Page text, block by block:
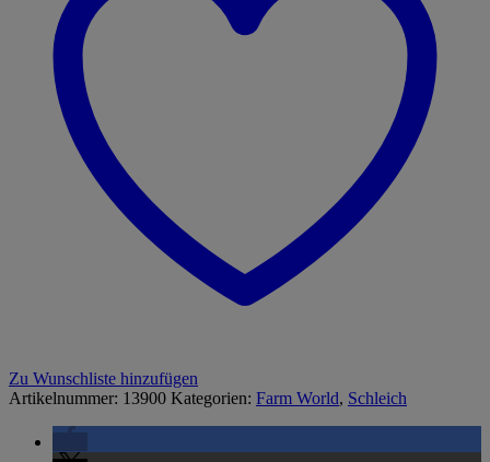
Zu Wunschliste hinzufügen
Artikelnummer: 13900 Kategorien: Farm World, Schleich